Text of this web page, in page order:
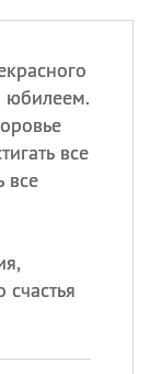
юбилеем.
все
все